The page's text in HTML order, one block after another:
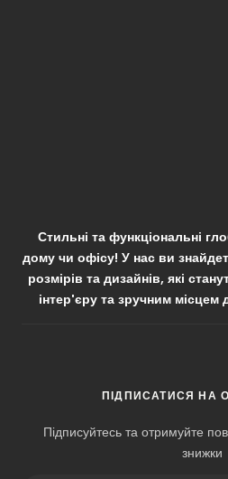
Стильні та функціональні
дому чи офісу! У нас ви
розмірів та дизайнів, які
інтер'єру та зручним місцем
ПІДПИСАТИСЯ НА
Підписуйтесь та отримуйте
знижки